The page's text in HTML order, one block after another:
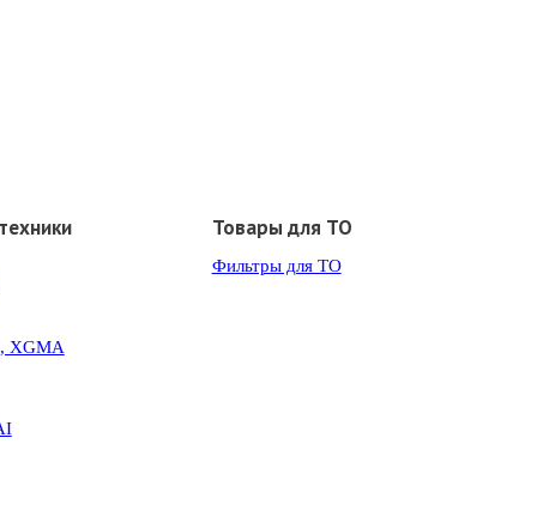
XGMA
Товары для ТО
Фильтры для ТО